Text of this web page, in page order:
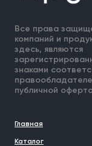
Все права
компаний и
здесь, являются
знаками
публичной
Главная
Каталог